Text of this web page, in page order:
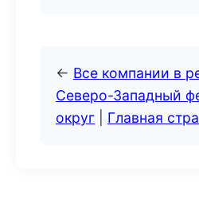
← Все компании в
Северо-Западный
округ
Главная